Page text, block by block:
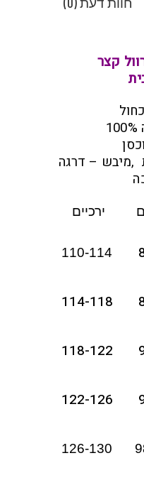
קצר
30 מעלות ,מיבש – דרגה
ירכיים
110-114
114-118
118-122
122-126
126-130